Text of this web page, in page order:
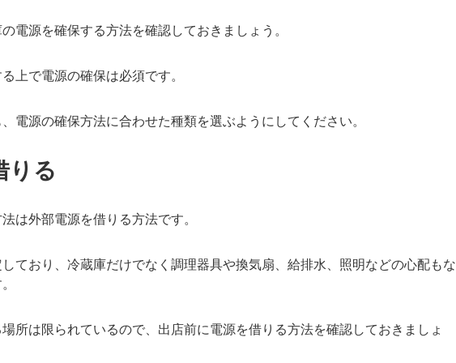
電源を確保する方法を確認しておきましょう。
上で電源の確保は必須です。
電源の確保方法に合わせた種類を選ぶようにしてください。
りる
は外部電源を借りる方法です。
ており、冷蔵庫だけでなく調理器具や換気扇、給排水、照明などの心配もな
所は限られているので、出店前に電源を借りる方法を確認しておきましょ